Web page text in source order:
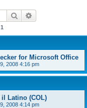
Rechercher
1
for Microsoft Office
2008 4:16 pm
Latino (COL)
2008 4:14 pm